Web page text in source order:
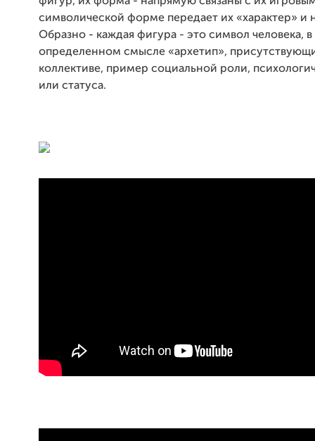
символической форме передает их «характер» и
Образно - каждая фигура - это символ человека, в
определенном смысле «архетип»,
коллективе, пример социальной роли,
или статуса.